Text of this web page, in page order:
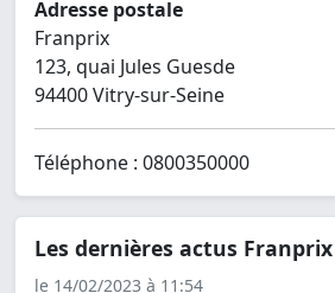
Adresse postale
Franprix
123, quai Jules Guesde
94400 Vitry-sur-Seine
Téléphone : 0800350000
Les dernières actus Franprix
le 14/02/2023 à 11:54